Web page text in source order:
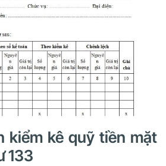
kiểm kê quỹ tiền mặt
133